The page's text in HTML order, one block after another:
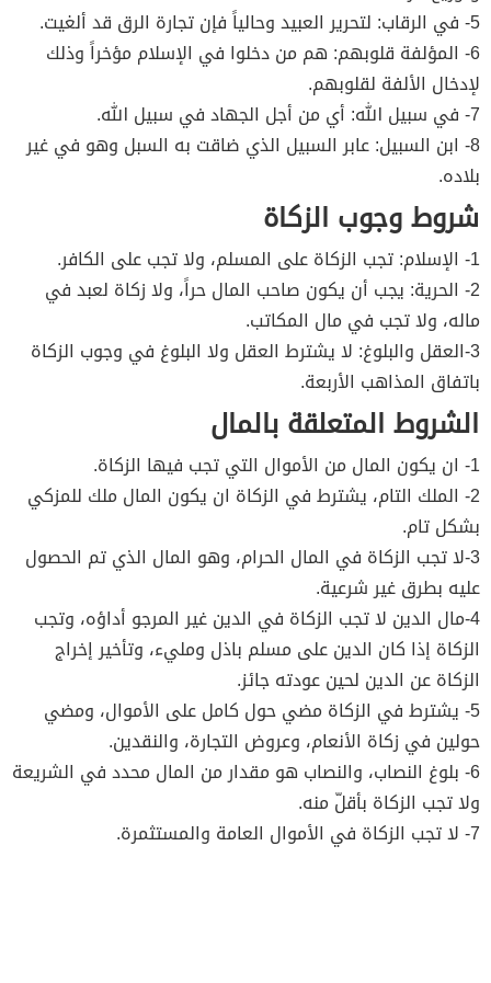
5- في الرقاب: لتحرير العبيد وحالياً فإن تجارة الرق قد ألغيت.
6- المؤلفة قلوبهم: هم من دخلوا في الإسلام مؤخراً وذلك
لإدخال الألفة لقلوبهم.
7- في سبيل الله: أي من أجل الجهاد في سبيل الله.
8- ابن السبيل: عابر السبيل الذي ضاقت به السبل وهو في غير
بلاده.
شروط وجوب الزكاة
1- الإسلام: تجب الزكاة على المسلم، ولا تجب على الكافر.
2- الحرية: يجب أن يكون صاحب المال حراً، ولا زكاة لعبد في
ماله، ولا تجب في مال المكاتب.
3-العقل والبلوغ: لا يشترط العقل ولا البلوغ في وجوب الزكاة
باتفاق المذاهب الأربعة.
الشروط المتعلقة بالمال
1- ان يكون المال من الأموال التي تجب فيها الزكاة.
2- الملك التام، يشترط في الزكاة ان يكون المال ملك للمزكي
بشكل تام.
3-لا تجب الزكاة في المال الحرام، وهو المال الذي تم الحصول
عليه بطرق غير شرعية.
4-مال الدين لا تجب الزكاة في الدين غير المرجو أداؤه، وتجب
الزكاة إذا كان الدين على مسلم باذل ومليء، وتأخير إخراج
الزكاة عن الدين لحين عودته جائز.
5- يشترط في الزكاة مضي حول كامل على الأموال، ومضي
حولين في زكاة الأنعام، وعروض التجارة، والنقدين.
6- بلوغ النصاب، والنصاب هو مقدار من المال محدد في الشريعة
ولا تجب الزكاة بأقلّ منه.
7- لا تجب الزكاة في الأموال العامة والمستثمرة.